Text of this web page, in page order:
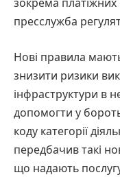
зокрема
пресслужба
Нові правила
знизити ризики
інфраструктури в
допомогти у
коду категорії
передбачив такі
що надають